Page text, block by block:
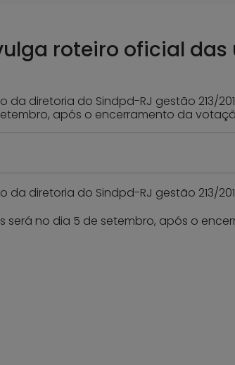
roteiro oficial das
diretoria do Sindpd-RJ gestão 213/
após o encerramento da
diretoria do Sindpd-RJ gestão 213/
será no dia 5 de setembro, após o